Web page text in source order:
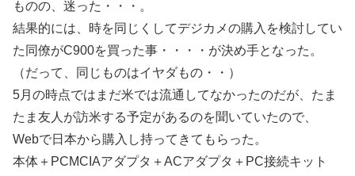
ものの、迷った・・・。
結果的には、時を同じくしてデジカメの購入を検討してい
た同僚がC900を買った事・・・・が決め手となった。
（だって、同じものはイヤダもの・・）
5月の時点ではまだ米では流通してなかったのだが、たま
たま友人が訪米する予定があるのを聞いていたので、
Webで日本から購入し持ってきてもらった。
本体＋PCMCIAアダプタ＋ACアダプタ＋PC接続キット